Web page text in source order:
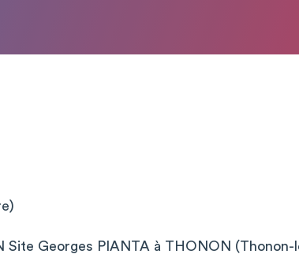
Site Georges PIANTA à THONON (Thonon-